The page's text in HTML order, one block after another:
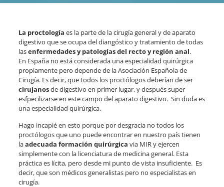
La proctología es la parte de la cirugía general y de aparato
digestivo que se ocupa del diangóstico y tratamiento de todas
lasenfermedades y patologías del recto y región anal.
En España no está considerada una especialidad quirúrgica
propiamente pero depende de la Asociación Española de
Cirugía. Es decir, que todos los proctólogos deberían de ser
cirujanosde digestivo en primer lugar, y después super
esfpecilizarse en este campo del aparato digestivo. Sin duda es
una especialidad quirúrgica.
Hago incapié en esto porque por desgracia no todos los
proctólogos que uno puede encontrar en nuestro país tienen
laadecuada formación quirúrgica via MIR y ejercen
simplemente con la licenciatura de medicina general. Esta
práctica es lícita, pero desde mi punto de vista insuficiente. Es
decir, que son médicos generalistas pero no especialistas en
cirugía.